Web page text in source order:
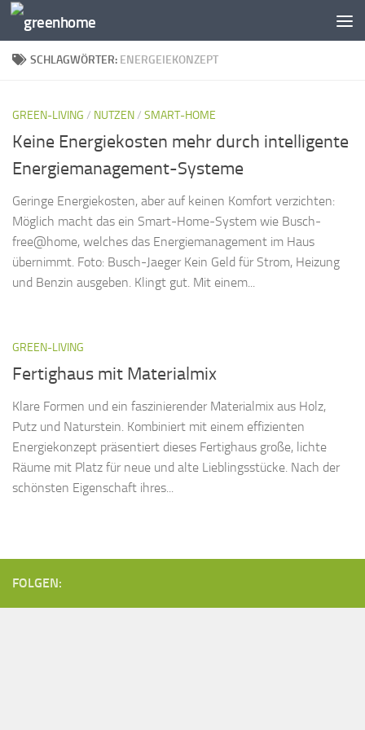
Zum Inhalt springen
SCHLAGWÖRTER: ENERGEIEKONZEPT
GREEN-LIVING / NUTZEN/ SMART-HOME
Keine Energiekosten mehr durch intelligente
Energiemanagement-Systeme
Geringe Energiekosten, aber auf keinen Komfort verzichten:
Möglich macht das ein Smart-Home-System wie Busch-
free@home, welches das Energiemanagement im Haus
übernimmt. Foto: Busch-Jaeger Kein Geld für Strom, Heizung
und Benzin ausgeben. Klingt gut. Mit einem...
GREEN-LIVING
Fertighaus mit Materialmix
Klare Formen und ein faszinierender Materialmix aus Holz,
Putz und Naturstein. Kombiniert mit einem effizienten
Energiekonzept präsentiert dieses Fertighaus große, lichte
Räume mit Platz für neue und alte Lieblingsstücke. Nach der
schönsten Eigenschaft ihres...
FOLGEN: